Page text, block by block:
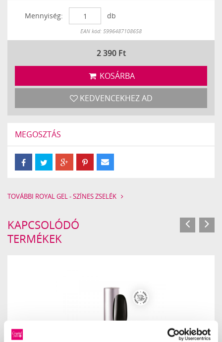
Mennyiség: db
Készleten
EAN kód: 5996487108658
2 390 Ft
KOSÁRBA
KEDVENCEKHEZ AD
MEGOSZTÁS
TOVÁBBI ROYAL GEL - SZÍNES ZSELÉK
KAPCSOLÓDÓ
TERMÉKEK